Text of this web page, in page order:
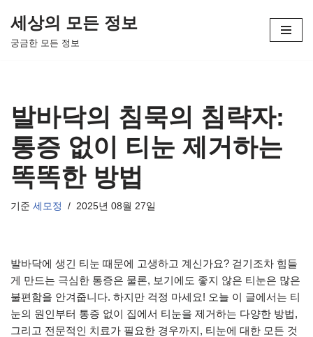
콘
건
너
뛰
기
세상의 모든 정보
궁금한 모든 정보
발바닥의 침묵의 침략자:
통증 없이 티눈 제거하는
똑똑한 방법
기준 세모정 2025년 08월 27일
발바닥에 생긴 티눈 때문에 고생하고 계신가요? 걷기조차 힘들
게 만드는 극심한 통증은 물론, 보기에도 좋지 않은 티눈은 많은
불편함을 안겨줍니다. 하지만 걱정 마세요! 오늘 이 글에서는 티
눈의 원인부터 통증 없이 집에서 티눈을 제거하는 다양한 방법,
그리고 전문적인 치료가 필요한 경우까지, 티눈에 대한 모든 것